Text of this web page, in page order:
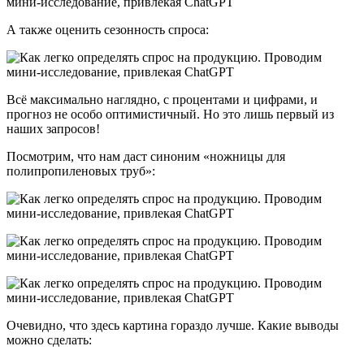
А также оценить сезонность спроса:
Всё максимально наглядно, с процентами и цифрами, и
прогноз не особо оптимистичный. Но это лишь первый из
наших запросов!
Посмотрим, что нам даст синоним «ножницы для
полипропиленовых труб»:
Очевидно, что здесь картина гораздо лучше. Какие выводы
можно сделать: